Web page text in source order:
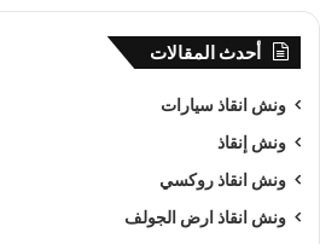
أحدث المقالات
ونش انقاذ سيارات
ونش إنقاذ
ونش انقاذ روكسي
ونش انقاذ ارض الجولف